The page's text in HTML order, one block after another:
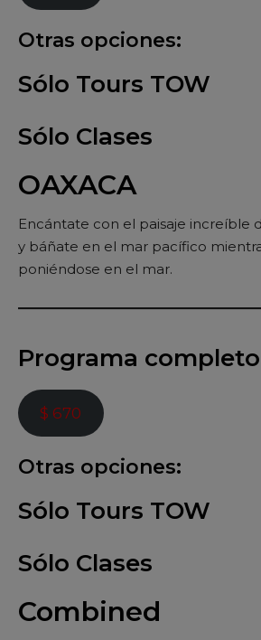
Otras opciones:
Sólo Tours TOW
Sólo Clases
OAXACA
Encántate con el paisaje increíble
y báñate en el mar pacífico
poniéndose en el mar.
Programa completo
$ 670
Otras opciones:
Sólo Tours TOW
Sólo Clases
Combined